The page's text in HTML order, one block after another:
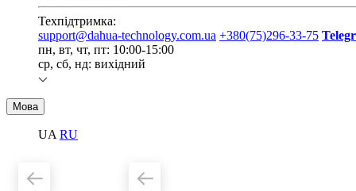
Техпідтримка:
support@dahua-technology.com.ua +380(75)296-33-75
пн, вт, чт, пт: 10:00-15:00
ср, сб, нд: вихідний
Мова
UA RU